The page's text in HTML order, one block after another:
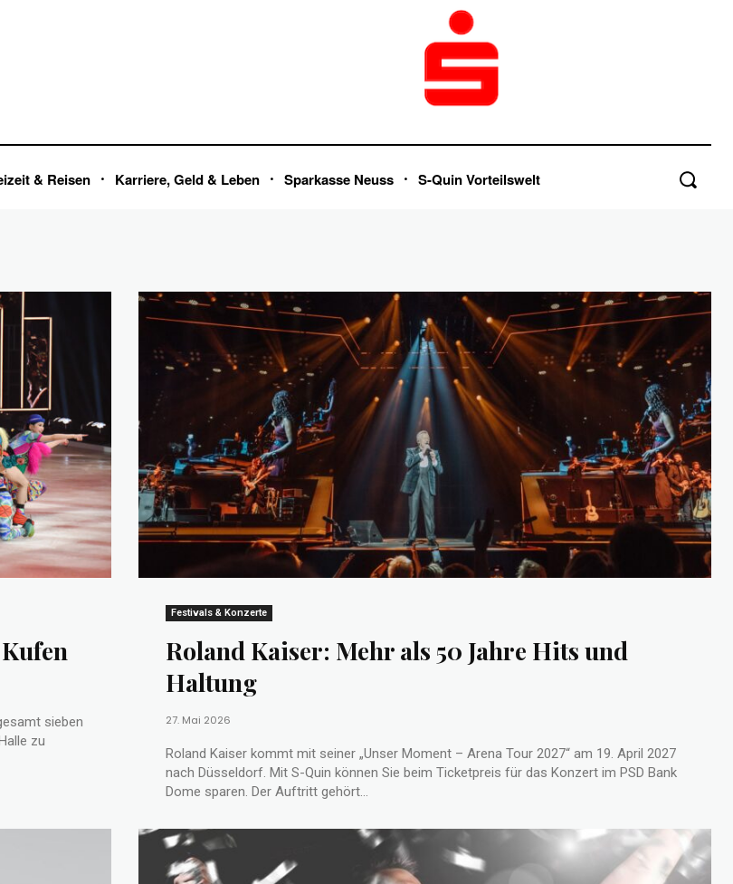
& Reisen Karriere, Geld & Leben Sparkasse Neuss S-Quin Vorteilswelt
sieben
zu
Festivals & Konzerte
Roland Kaiser: Mehr als 50 Jahre Hits und
Haltung
27. Mai 2026
Roland Kaiser kommt mit seiner „Unser Moment – Arena Tour 2027“ am 19. April 2027
nach Düsseldorf. Mit S-Quin können Sie beim Ticketpreis für das Konzert im PSD Bank
Dome sparen. Der Auftritt gehört...